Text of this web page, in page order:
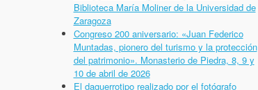
Biblioteca María Moliner de la Universidad de
Zaragoza
Congreso 200 aniversario: «Juan Federico
Muntadas, pionero del turismo y la protección
del patrimonio». Monasterio de Piedra, 8, 9 y
10 de abril de 2026
El daguerrotipo realizado por el fotógrafo